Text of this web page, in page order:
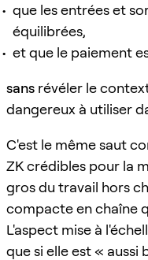
que les entrées et
équilibrées,
et que le paiement
sans révéler le
dangereux à utiliser
C'est le même saut
ZK crédibles pour la
gros du travail hors
compacte en chaîne
L'aspect mise à
que si elle est « aussi